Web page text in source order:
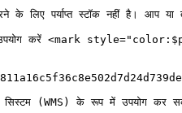
के लिए पर्याप्त स्टॉक नहीं है।
उपयोग करें <mark
(WMS) के रूप में उपयोग कर